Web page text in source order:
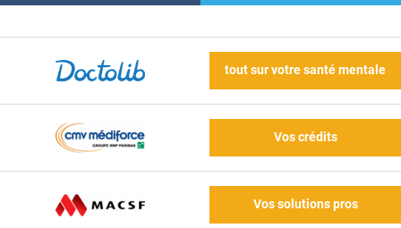
tout sur votre santé mentale
Vos crédits
Vos solutions pros